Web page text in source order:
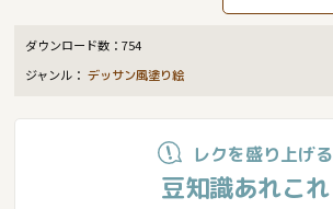
ダウンロード数：754
ジャンル：デッサン風塗り絵
レクを盛り上げる
豆知識あれこれ